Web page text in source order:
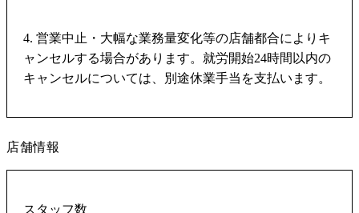
4. 営業中止・大幅な業務量変化等の店舗都合によりキ
ャンセルする場合があります。就労開始24時間以内の
キャンセルについては、別途休業手当を支払います。
店舗情報
スタッフ数